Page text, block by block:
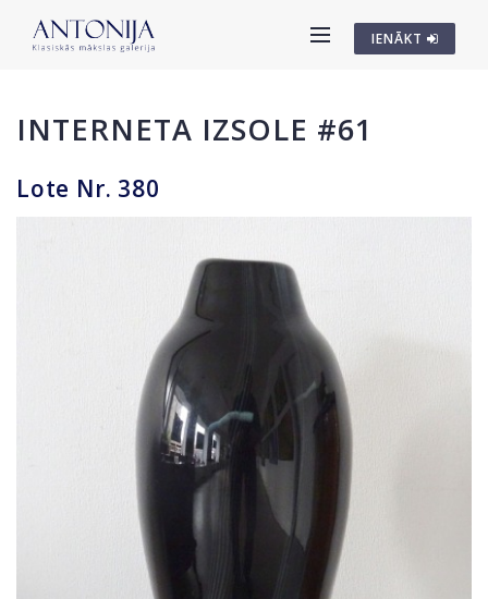
IENĀKT
INTERNETA IZSOLE #61
Lote Nr. 380